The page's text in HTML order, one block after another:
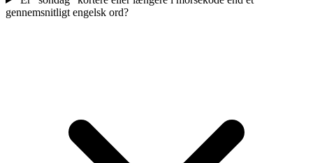
gennemsnitligt engelsk ord?